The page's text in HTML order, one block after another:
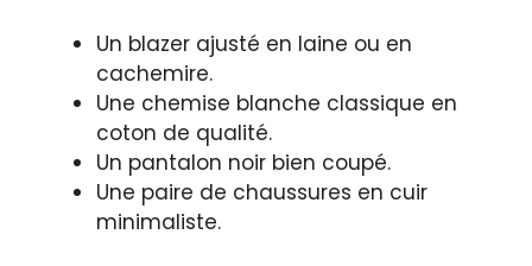
Un blazer ajusté en laine ou en
cachemire.
Une chemise blanche classique en
coton de qualité.
Un pantalon noir bien coupé.
Une paire de chaussures en cuir
minimaliste.